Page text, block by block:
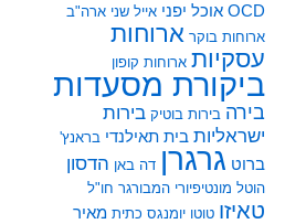
OCD אוכל יפני אייל שני ארה"ב
ארוחות בוקר ארוחות
עסקיות ארוחות קופון
ביקורת מסעדות
בירה בירות בוטיק בירות
ישראליות בית תאילנדי בראנץ'
ברוט גרגרן דה באן הדסון
הוטל מונטיפיורי המבורגר חו"ל
טאיזו טוטו יומנגס כתית מאיר